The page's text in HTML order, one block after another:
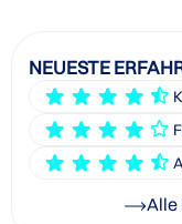
NEUESTE
Alle